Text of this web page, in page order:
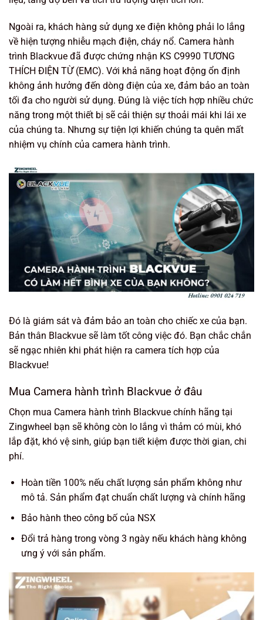
Ngoài ra, khách hàng sử dụng xe điện không phải lo lắng
về hiện tượng nhiễu mạch điện, cháy nổ. Camera hành
trình Blackvue đã được chứng nhận KS C9990 TƯƠNG
THÍCH ĐIỆN TỪ (EMC). Với khả năng hoạt động ổn định
không ảnh hưởng đến dòng điện của xe, đảm bảo an toàn
tối đa cho người sử dụng. Đúng là việc tích hợp nhiều chức
năng trong một thiết bị sẽ cải thiện sự thoải mái khi lái xe
của chúng ta. Nhưng sự tiện lợi khiến chúng ta quên mất
nhiệm vụ chính của camera hành trình.
Đó là giám sát và đảm bảo an toàn cho chiếc xe của bạn.
Bản thân Blackvue sẽ làm tốt công việc đó. Bạn chắc chắn
sẽ ngạc nhiên khi phát hiện ra camera tích hợp của
Blackvue!
Mua Camera hành trình Blackvue ở đâu
Chọn mua Camera hành trình Blackvue chính hãng tại
Zingwheel bạn sẽ không còn lo lắng vì thảm có mùi, khó
lắp đặt, khó vệ sinh, giúp bạn tiết kiệm được thời gian, chi
phí.
Hoàn tiền 100% nếu chất lượng sản phẩm không như
mô tả. Sản phẩm đạt chuẩn chất lượng và chính hãng
Bảo hành theo công bố của NSX
Đổi trả hàng trong vòng 3 ngày nếu khách hàng không
ưng ý với sản phẩm.